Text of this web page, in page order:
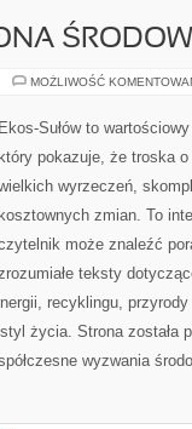
MOŻLIWOŚĆ
Ekos-Sułów to
który pokazuje, że troska
wyrzeczeń,
kosztownych zmian. To
może znaleźć
teksty
recyklingu,
życia. Strona została
wyzwania